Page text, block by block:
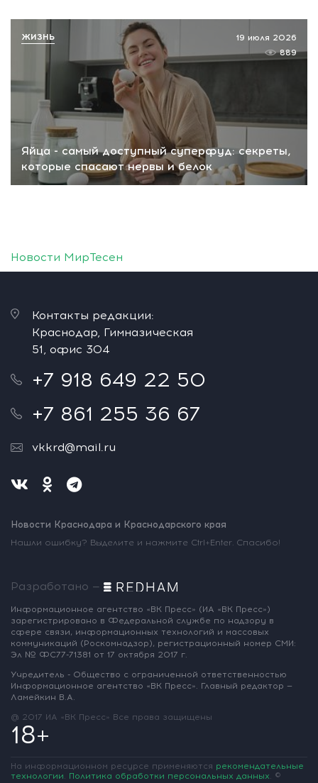
Яйца - самый доступный суперфуд: секреты,
которые спасают нервы и белок
19 июля 2026
889
ЖИЗНЬ
Новости МирТесен
Контакты редакции:
Краснодар, Гимназическая
51, офис 304
+7 918 649 22 50
+7 861 255 36 67
vkkrd@mail.ru
Новости Краснодара и Краснодарского края
Нашли ошибку? Выделите и нажмите Ctrl+Enter. Спасибо!
Разработано —
Информационное агентство «ВК Пресс» (ИА «ВК Пресс»)
зарегистрировано в Федеральной службе по надзору в
сфере связи, информационных технологий и массовых
коммуникаций (Роскомнадзор), регистрационный номер СМИ:
Эл № ФС77-71381 от 17 октября 2017 г.
Учредитель - Общество с ограниченной ответственностью
Информационное агентство «ВК Пресс». Главный редактор —
Ламейкин В.А.
@ 2017 ИА «ВК Пресс» Все права защищены
18+
На информационном ресурсе применяются рекомендательные
технологии. Политика обработки персональных данных. ©